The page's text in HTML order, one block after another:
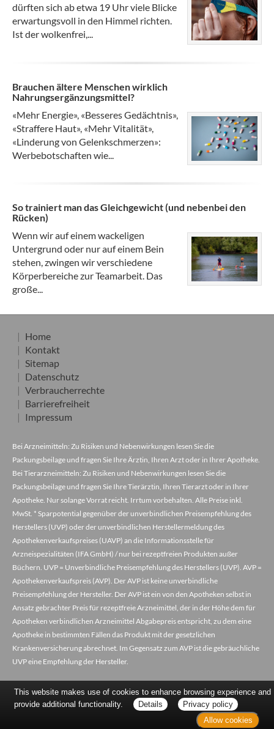
dürften sich ab etwa 19 Uhr viele Blicke
erwartungsvoll in den Himmel richten.
Ist der wolkenfrei,...
Brauchen ältere Menschen wirklich
Nahrungsergänzungsmittel?
«Mehr Energie», «Besseres Gedächtnis»,
«Straffere Haut», «Mehr Vitalität»,
«Linderung von Gelenkschmerzen»:
Werbebotschaften wie...
So trainiert man das Gleichgewicht (und nebenbei den
Rücken)
Wenn wir auf einem wackeligen
Untergrund oder nur auf einem Bein
stehen, zwingen wir verschiedene
Körperbereiche zur Teamarbeit. Das
große...
Home
Kontakt
Sitemap
Datenschutz
Verbraucherrechte
Barrierefreiheit
Impressum
Bei Arzneimitteln: Zu Risiken und Nebenwirkungen lesen Sie die
Packungsbeilage und fragen Sie Ihre Ärztin, Ihren Arzt oder in Ihrer Apotheke.
Bei Tierarzneimitteln: Zu Risiken und Nebenwirkungen lesen Sie die
Packungsbeilage und fragen Sie Ihre Tierärztin, Ihren Tierarzt oder in Ihrer
Apotheke. Nur solange Vorrat reicht. Irrtum vorbehalten. Alle Preise inkl.
MwSt. * Sparpotential gegenüber der unverbindlichen Preisempfehlung des
Herstellers (UVP) oder der unverbindlichen Herstellermeldung des
Apothekenverkaufspreises (UAVP) an die Informationsstelle für
Arzneispezialitäten (IFA GmbH) / nur bei rezeptfreien Produkten außer
Büchern. UVP = Unverbindliche Preisempfehlung des Herstellers (UVP). AVP =
Apothekenverkaufspreis (AVP). Der AVP ist keine unverbindliche
Preisempfehlung der Hersteller. Der AVP ist ein von den Apotheken selbst in
Ansatz gebrachter Preis für rezeptfreie Arzneimittel, der in der Höhe dem für
Apotheken verbindlichen Arzneimittel Abgabepreis entspricht, zu dem eine
Apotheke in bestimmten Fällen das Produkt mit der gesetzlichen
Krankenversicherung abrechnet. Im Gegensatz zum AVP ist die gebräuchliche
UVP eine Empfehlung der Hersteller.
This website makes use of cookies to enhance browsing experience and
provide additional functionality.
Details
Privacy policy
Allow cookies